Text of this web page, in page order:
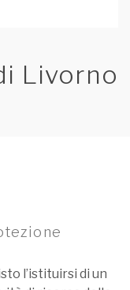
Livorno
l’istituirsi di un